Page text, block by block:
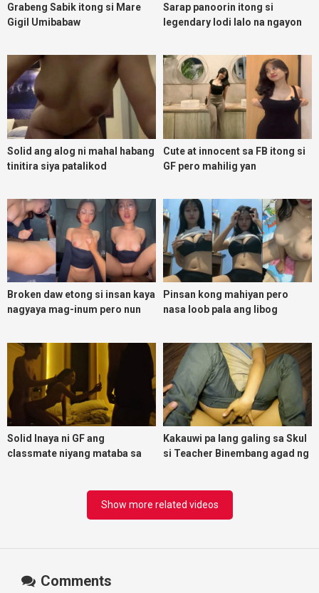
Grabeng Sabik itong si Mare
Gigil Umibabaw
Sarap panoorin itong si
legendary lodi lalo na ngayon
Solid ang alog ni mahal habang
tinitira siya patalikod
Cute at innocent sa FB itong si
GF pero mahilig yan
Broken daw etong si insan kaya
nagyaya mag-inum pero nun
Pinsan kong mahiyan pero
nasa loob pala ang libog
Solid Inaya ni GF ang
classmate niyang mataba sa
Kakauwi pa lang galing sa Skul
si Teacher Binembang agad ng
Show more related videos
Comments